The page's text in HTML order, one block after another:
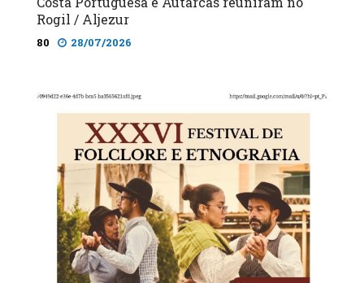
Rogil / Aljezur
80 28/07/2026